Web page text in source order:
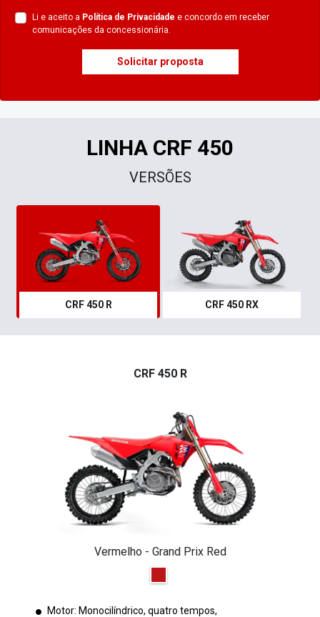
Li e aceito a Política de Privacidade e concordo em receber
comunicações da concessionária.
Solicitar proposta
LINHA CRF 450
VERSÕES
CRF 450 R CRF 450 RX
CRF 450 R
Vermelho - Grand Prix Red
Motor: Monocilíndrico, quatro tempos,